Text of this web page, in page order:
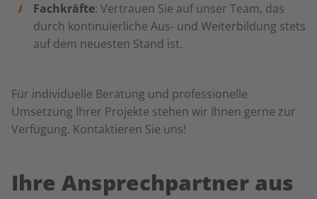
Fachkräfte: Vertrauen Sie auf unser Team, das
durch kontinuierliche Aus- und Weiterbildung stets
auf dem neuesten Stand ist.
Für individuelle Beratung und professionelle
Umsetzung Ihrer Projekte stehen wir Ihnen gerne zur
Verfügung. Kontaktieren Sie uns!
Ihre Ansprechpartner aus